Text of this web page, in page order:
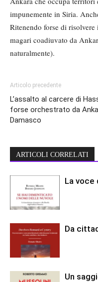
impunemente in Siria.
Ritenendo forse di
magari coadiuvato da
naturalmente).
Articolo precedente
L’assalto al carcere di
forse orchestrato da
Damasco
ARTICOLI CORRELATI
La voce
Da
Un